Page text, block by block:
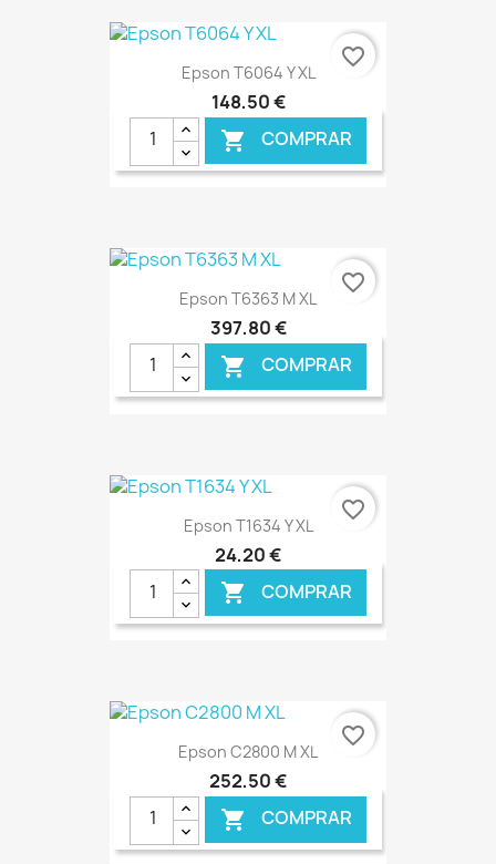
€ ONLINE
Epson T6064 Y XL
148,50 €
 COMPRAR
€ ONLINE
favorite_border
Epson T6363 M XL
397,80 €
 COMPRAR
€ ONLINE
favorite_border
Epson T1634 Y XL
24,20 €
 COMPRAR
€ ONLINE
favorite_border
Epson C2800 M XL
252,50 €
 COMPRAR
favorite_border